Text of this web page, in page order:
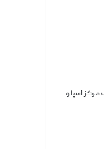
سرپوشیده، یک مرکز اسپا و